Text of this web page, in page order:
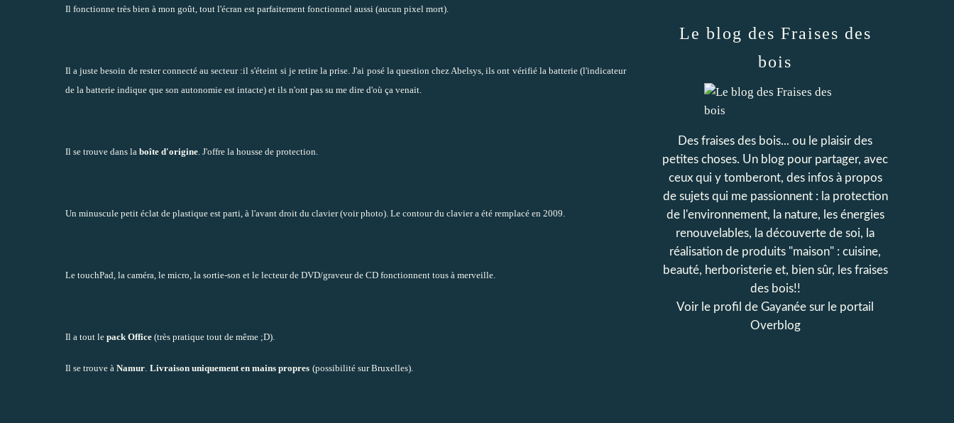
Il fonctionne très bien à mon goût, tout l'écran est parfaitement fonctionnel aussi (aucun pixel mort).
Il a juste besoin de rester connecté au secteur :il s'éteint si je retire la prise. J'ai posé la question chez Abelsys, ils ont vérifié la batterie (l'indicateur
de la batterie indique que son autonomie est intacte) et ils n'ont pas su me dire d'où ça venait.
Il se trouve dans la boîte d'origine . J'offre la housse de protection.
Un minuscule petit éclat de plastique est parti, à l'avant droit du clavier (voir photo). Le contour du clavier a été remplacé en 2009.
Le touchPad, la caméra, le micro, la sortie-son et le lecteur de DVD/graveur de CD fonctionnent tous à merveille.
Il a tout le pack Office (très pratique tout de même ;D).
Il se trouve à Namur Livraison uniquement en mains propres (possibilité sur Bruxelles)
Le blog des Fraises des
bois
Des fraises des bois... ou le plaisir des
petites choses. Un blog pour partager, avec
ceux qui y tomberont, des infos à propos
de sujets qui me passionnent : la protection
de l'environnement, la nature, les énergies
renouvelables, la découverte de soi, la
réalisation de produits "maison" : cuisine,
beauté, herboristerie et, bien sûr, les fraises
des bois!!
Voir le profil de Gayanée sur le portail
Overblog